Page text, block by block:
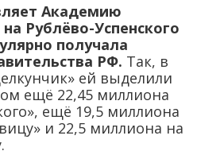
Академию
Рублёво-Успенского
получала
РФ. Так, в
ей выделили
ещё 22,45 миллиона
ещё 19,5 миллиона
и 22,5 миллиона на